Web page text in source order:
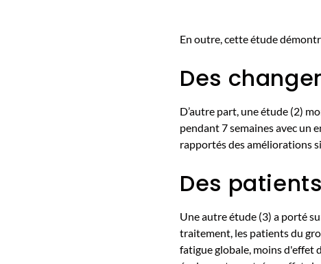
En outre, cette étude
Des
D’autre part, une étude (2)
pendant 7 semaines avec un
rapportés des améliorations
Des
Une autre étude (3) a porté
traitement, les patients du
fatigue globale, moins d'effet